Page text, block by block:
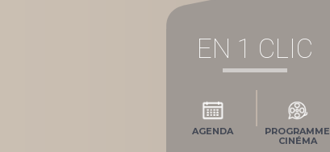
EN 1 CLIC
AGENDA
PROGRAMME
CINÉMA